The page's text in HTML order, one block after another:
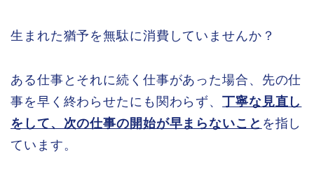
生まれた猶予を無駄に消費していませんか？
ある仕事とそれに続く仕事があった場合、先の仕
事を早く終わらせたにも関わらず、丁寧な見直し
をして、次の仕事の開始が早まらないこと を指し
ています。